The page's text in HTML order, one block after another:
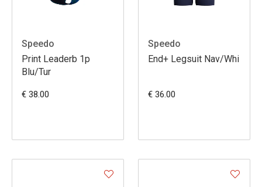
Speedo
Print Leaderb 1p
Blu/Tur
€ 38.00
Speedo
End+ Legsuit Nav/Whi
€ 36.00